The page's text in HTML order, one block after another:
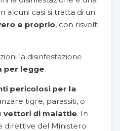
alcuni casi si tratta di un
e proprio, con risvolti
la disinfestazione
per legge.
pericolosi per la
tigre, parassiti, o
vettori di malattie. In
direttive del Ministero